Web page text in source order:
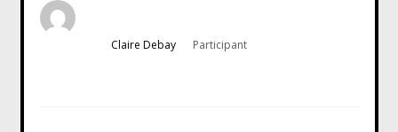
Claire Debay Participant